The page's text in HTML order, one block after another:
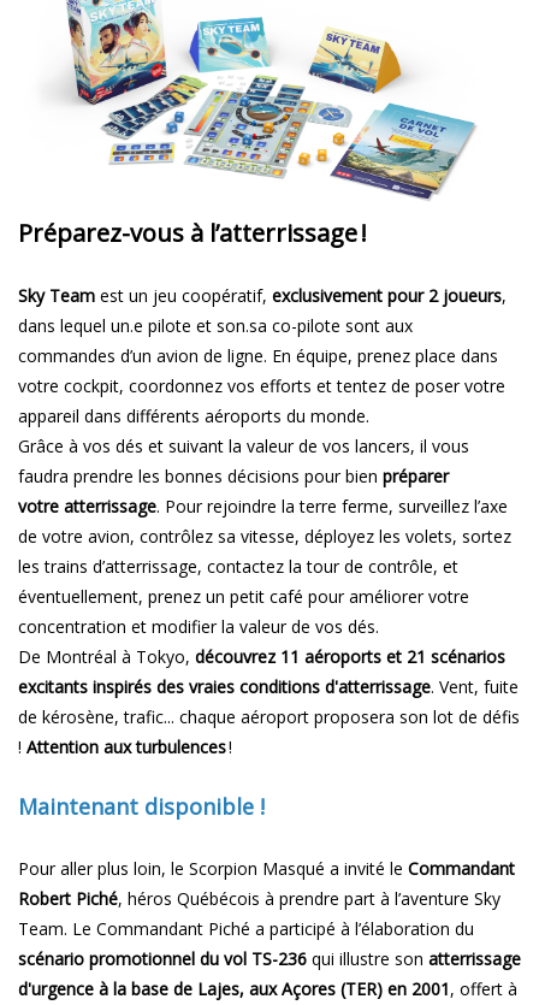
Préparez-vous à l’atterrissage !
Sky Team est un jeu coopératif, exclusivement pour 2 joueurs,
dans lequel un.e pilote et son.sa co-pilote sont aux
commandes d’un avion de ligne. En équipe, prenez place dans
votre cockpit, coordonnez vos efforts et tentez de poser votre
appareil dans différents aéroports du monde.
Grâce à vos dés et suivant la valeur de vos lancers, il vous
faudra prendre les bonnes décisions pour bien préparer
votre atterrissage. Pour rejoindre la terre ferme, surveillez l’axe
de votre avion, contrôlez sa vitesse, déployez les volets, sortez
les trains d’atterrissage, contactez la tour de contrôle, et
éventuellement, prenez un petit café pour améliorer votre
concentration et modifier la valeur de vos dés.
De Montréal à Tokyo, découvrez 11 aéroports et 21 scénarios
excitants inspirés des vraies conditions d'atterrissage. Vent, fuite
de kérosène, trafic... chaque aéroport proposera son lot de défis
! Attention aux turbulences!
Maintenant disponible !
Pour aller plus loin, le Scorpion Masqué a invité le Commandant
Robert Piché, héros Québécois à prendre part à l’aventure Sky
Team. Le Commandant Piché a participé à l’élaboration du
scénario promotionnel du vol TS-236 qui illustre son atterrissage
d'urgence à la base de Lajes, aux Açores (TER) en 2001, offert à